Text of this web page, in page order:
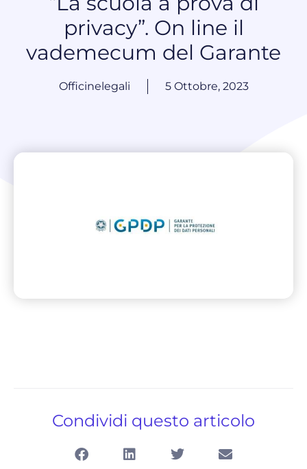
privacy”. On line il
vademecum del Garante
Officinelegali 5 Ottobre, 2023
Condividi questo articolo